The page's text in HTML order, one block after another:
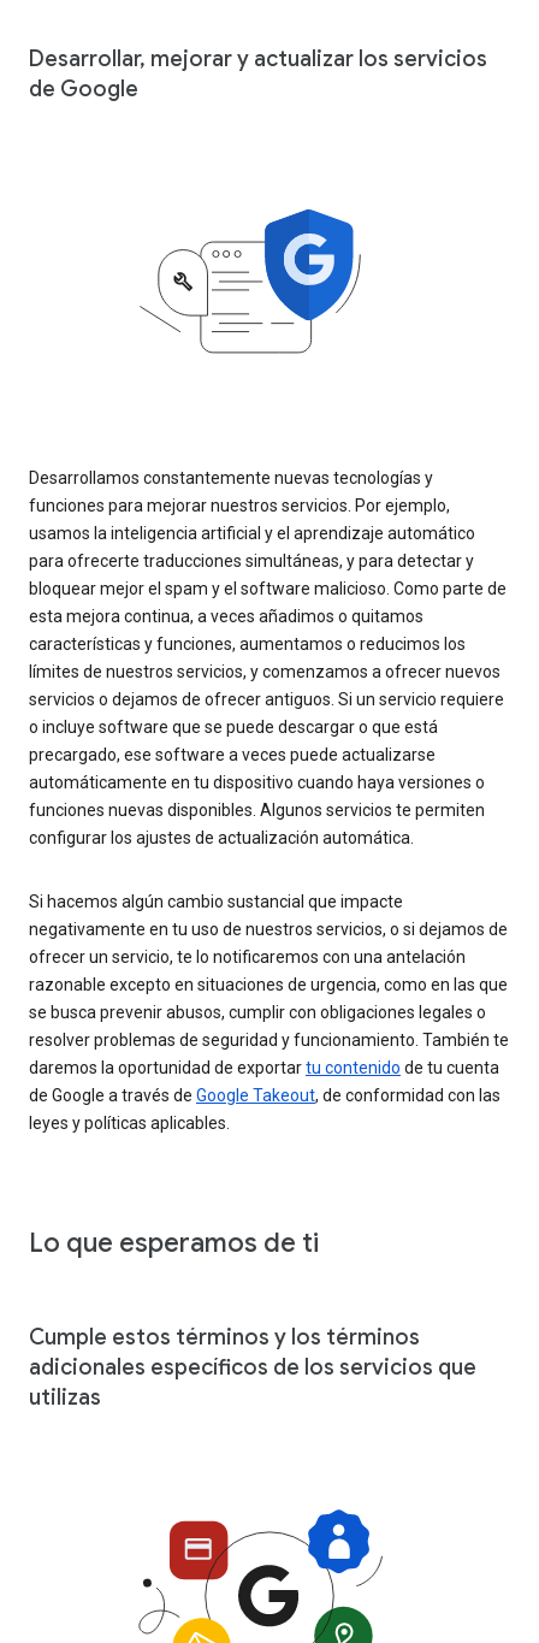
Desarrollar, mejorar y actualizar los servicios
de Google
Desarrollamos constantemente nuevas tecnologías y
funciones para mejorar nuestros servicios. Por ejemplo,
usamos la inteligencia artificial y el aprendizaje automático
para ofrecerte traducciones simultáneas, y para detectar y
bloquear mejor el spam y el software malicioso. Como parte de
esta mejora continua, a veces añadimos o quitamos
características y funciones, aumentamos o reducimos los
límites de nuestros servicios, y comenzamos a ofrecer nuevos
servicios o dejamos de ofrecer antiguos. Si un servicio requiere
o incluye software que se puede descargar o que está
precargado, ese software a veces puede actualizarse
automáticamente en tu dispositivo cuando haya versiones o
funciones nuevas disponibles. Algunos servicios te permiten
configurar los ajustes de actualización automática.
Si hacemos algún cambio sustancial que impacte
negativamente en tu uso de nuestros servicios, o si dejamos de
ofrecer un servicio, te lo notificaremos con una antelación
razonable excepto en situaciones de urgencia, como en las que
se busca prevenir abusos, cumplir con obligaciones legales o
resolver problemas de seguridad y funcionamiento. También te
daremos la oportunidad de exportartu contenido de tu cuenta
de Google a través de Google Takeout, de conformidad con las
leyes y políticas aplicables.
Lo que esperamos de ti
Cumple estos términos y los términos
adicionales específicos de los servicios que
utilizas